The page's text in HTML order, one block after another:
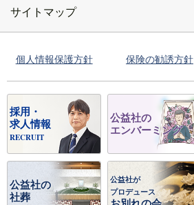
サイトマップ
個人情報保護方針 保険の勧誘方針
採用・
求人情報
RECRUIT
公益社の
エンバーミング
公益社の
社葬
公益社が
プロデュース